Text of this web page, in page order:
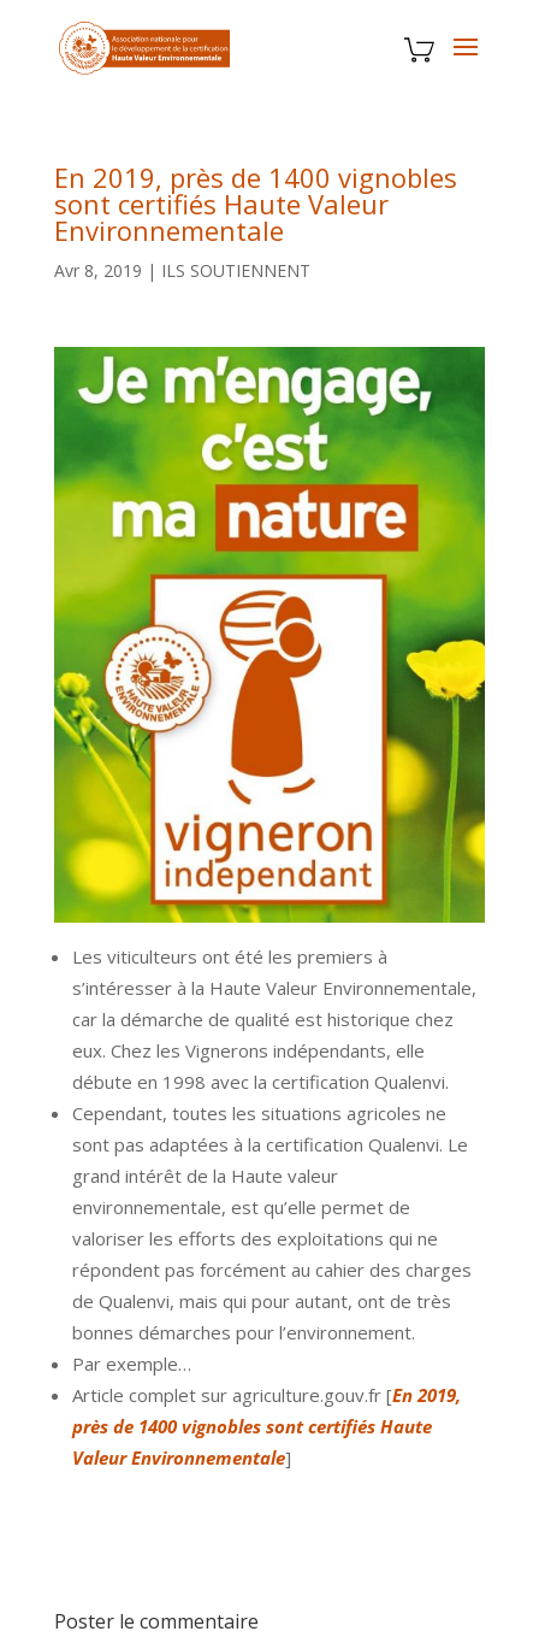
En 2019, près de 1400 vignobles
sont certifiés Haute Valeur
Environnementale
Avr 8, 2019 | ILS SOUTIENNENT
Les viticulteurs ont été les premiers à
s’intéresser à la Haute Valeur Environnementale,
car la démarche de qualité est historique chez
eux. Chez les Vignerons indépendants, elle
débute en 1998 avec la certification Qualenvi.
Cependant, toutes les situations agricoles ne
sont pas adaptées à la certification Qualenvi. Le
grand intérêt de la Haute valeur
environnementale, est qu’elle permet de
valoriser les efforts des exploitations qui ne
répondent pas forcément au cahier des charges
de Qualenvi, mais qui pour autant, ont de très
bonnes démarches pour l’environnement.
Par exemple…
Article complet sur agriculture.gouv.fr [En 2019,
près de 1400 vignobles sont certifiés Haute
Valeur Environnementale]
Poster le commentaire